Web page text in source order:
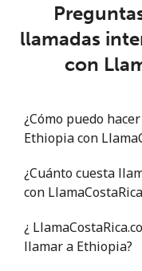
Línea fija ⁦32.9¢⁩
Estonia
Línea fija ⁦1.5¢⁩
Celular ⁦48.5¢⁩
llamadas
con
¿Cómo puedo
Ethiopia con
¿Cuánto cuesta
con
¿
llamar a Ethiopia?